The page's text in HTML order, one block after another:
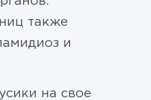
также
и
на свое